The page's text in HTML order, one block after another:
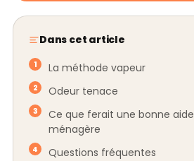
Dans cet article
La méthode vapeur
Odeur tenace
Ce que ferait une bonne aide
ménagère
Questions fréquentes